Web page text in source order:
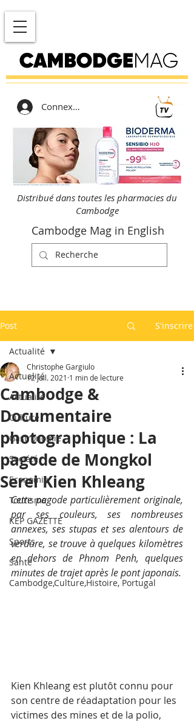
Connexion
Distribué dans toutes les pharmacies du
Cambodge
Cambodge Mag in English
Post S'inscrire
Actualité
Actualité
Culture
Gastronomie
Société
Economie
Tourisme
KEP GAZETTE
Sports
Santé
Cambodge,Culture,Histoire, Portugal
Actualité
Cambodge &
Documentaire
photographique : La
pagode de Mongkol
Serei Kien Khleang
Christophe Gargiulo
12 juil. 2021 1 min de lecture
Cette pagode particulièrement originale,
par ses couleurs, ses nombreuses
annexes, ses stupas et ses alentours de
verdure, se trouve à quelques kilomètres
en dehors de Phnom Penh, quelques
Kien Khleang est plutôt connu pour
son centre de réadaptation pour les
victimes des mines et de la polio,